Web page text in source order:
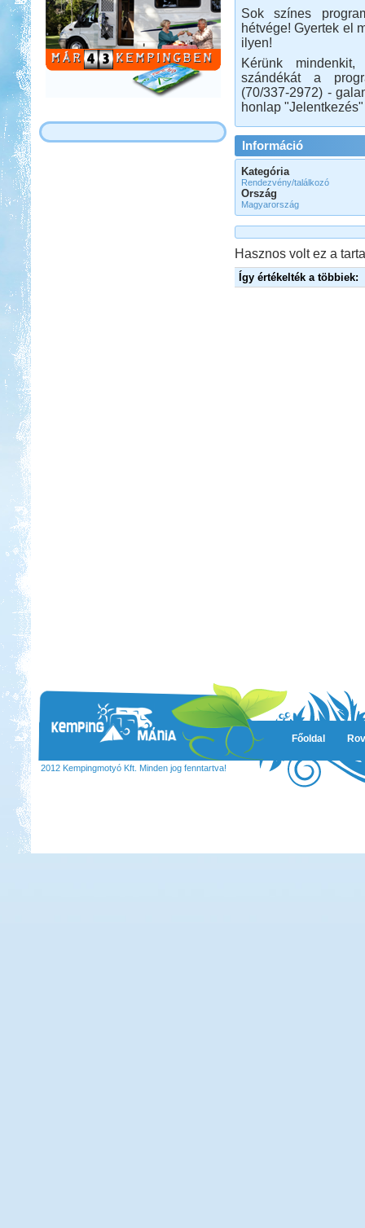
Sok színes
hétvége! Gyertek el
ilyen!
Kérünk
szándékát a
(70/337-2972) -
honlap
Információ
Kategória
Rendezvény/találkozó
Ország
Magyarország
Hasznos volt ez a
Így értékelték a többiek:
Főoldal
2012 Kempingmotyó Kft. Minden jog fenntartva!